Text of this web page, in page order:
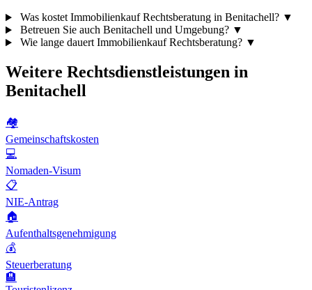
Was kostet Immobilienkauf Rechtsberatung in Benitachell? ▼
Betreuen Sie auch Benitachell und Umgebung? ▼
Wie lange dauert Immobilienkauf Rechtsberatung? ▼
Weitere Rechtsdienstleistungen in
Benitachell
🏘️
Gemeinschaftskosten
💻
Nomaden-Visum
📋
NIE-Antrag
🏠
Aufenthaltsgenehmigung
💰
Steuerberatung
🏨